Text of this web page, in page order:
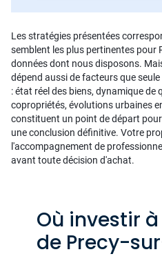
Les stratégies présentées
semblent les plus pertinentes pour
données dont nous disposons.
dépend aussi de facteurs que
: état réel des biens, dynamique de
copropriétés, évolutions urbaines
constituent un point de départ
une conclusion définitive. Votre
l'accompagnement de
avant toute décision d'achat.
Où investir
de Precy-